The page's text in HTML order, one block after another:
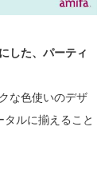
した、パーティ
な色使いのデザ
ルに揃えること